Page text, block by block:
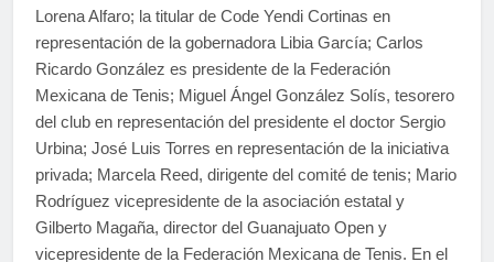
Lorena Alfaro; la titular de Code Yendi Cortinas en
representación de la gobernadora Libia García; Carlos
Ricardo González es presidente de la Federación
Mexicana de Tenis; Miguel Ángel González Solís, tesorero
del club en representación del presidente el doctor Sergio
Urbina; José Luis Torres en representación de la iniciativa
privada; Marcela Reed, dirigente del comité de tenis; Mario
Rodríguez vicepresidente de la asociación estatal y
Gilberto Magaña, director del Guanajuato Open y
vicepresidente de la Federación Mexicana de Tenis. En el